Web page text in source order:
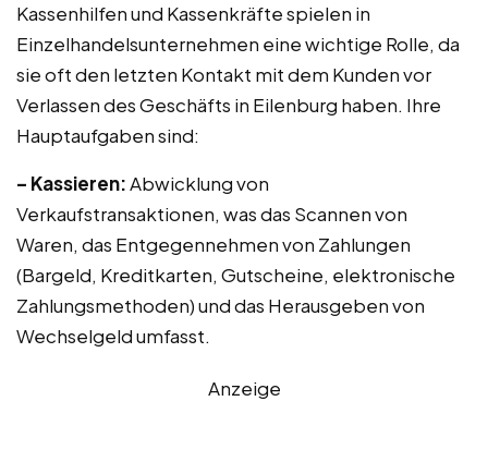
Kassenhilfen und Kassenkräfte spielen in
Einzelhandelsunternehmen eine wichtige Rolle, da
sie oft den letzten Kontakt mit dem Kunden vor
Verlassen des Geschäfts in Eilenburg haben. Ihre
Hauptaufgaben sind:
– Kassieren:Abwicklung von
Verkaufstransaktionen, was das Scannen von
Waren, das Entgegennehmen von Zahlungen
(Bargeld, Kreditkarten, Gutscheine, elektronische
Zahlungsmethoden) und das Herausgeben von
Wechselgeld umfasst.
Anzeige